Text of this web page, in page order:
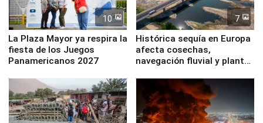
10
La Plaza Mayor ya respira la
fiesta de los Juegos
Panamericanos 2027
7
Histórica sequía en Europa
afecta cosechas,
navegación fluvial y plantas